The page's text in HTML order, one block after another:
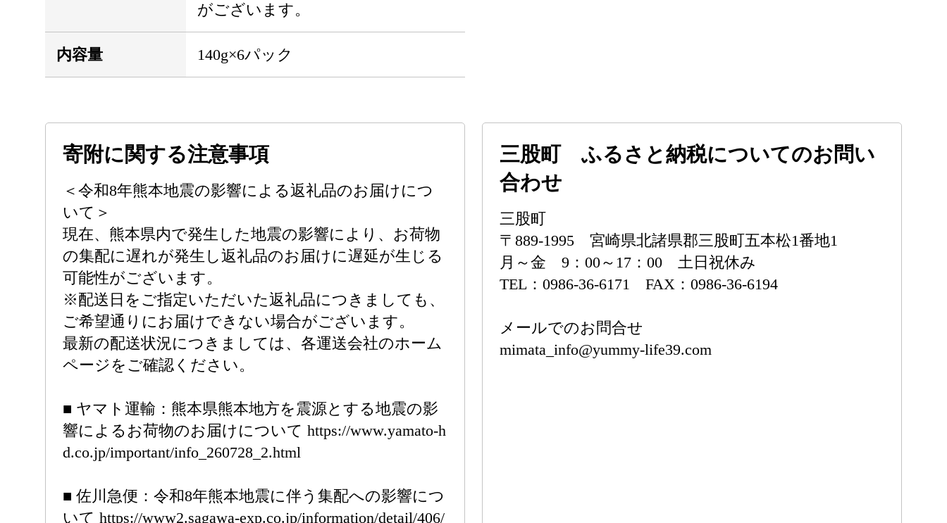
がございます。
内容量 140g×6パック
寄附に関する注意事項
＜令和8年熊本地震の影響による返礼品のお届けにつ
いて＞
現在、熊本県内で発生した地震の影響により、お荷物
の集配に遅れが発生し返礼品のお届けに遅延が生じる
可能性がございます。
※配送日をご指定いただいた返礼品につきましても、
ご希望通りにお届けできない場合がございます。
最新の配送状況につきましては、各運送会社のホーム
ページをご確認ください。
■ ヤマト運輸：熊本県熊本地方を震源とする地震の影
響によるお荷物のお届けについて https://www.yamato-h
d.co.jp/important/info_260728_2.html
■ 佐川急便：令和8年熊本地震に伴う集配への影響につ
いて https://www2.sagawa-exp.co.jp/information/detail/406/
三股町 ふるさと納税についてのお問い
合わせ
三股町
〒889-1995 宮崎県北諸県郡三股町五本松1番地1
月～金 9：00～17：00 土日祝休み
TEL：0986-36-6171 FAX：0986-36-6194
メールでのお問合せ
mimata_info@yummy-life39.com